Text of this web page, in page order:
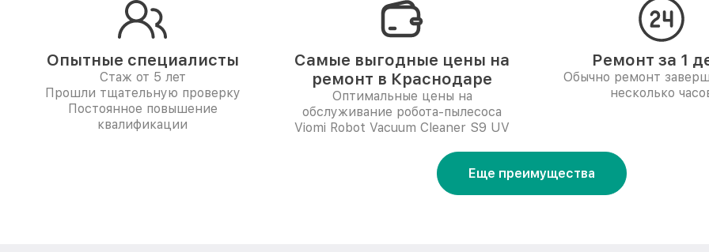
Опытные специалисты
Стаж от 5 лет
Прошли тщательную проверку
Постоянное повышение
квалификации
Самые выгодные цены на
ремонт в Краснодаре
Оптимальные цены на
обслуживание робота-пылесоса
Viomi Robot Vacuum Cleaner S9 UV
Ремонт за 1
Обычно ремонт
несколько
Еще преимущества